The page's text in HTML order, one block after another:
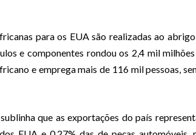
para os EUA são realizadas ao
e componentes rondou os 2,4 mil
e emprega mais de 116 mil pessoas,
que as exportações do país